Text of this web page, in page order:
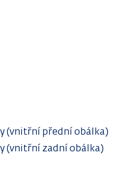
(vnitřní přední obálka)
(vnitřní zadní obálka)